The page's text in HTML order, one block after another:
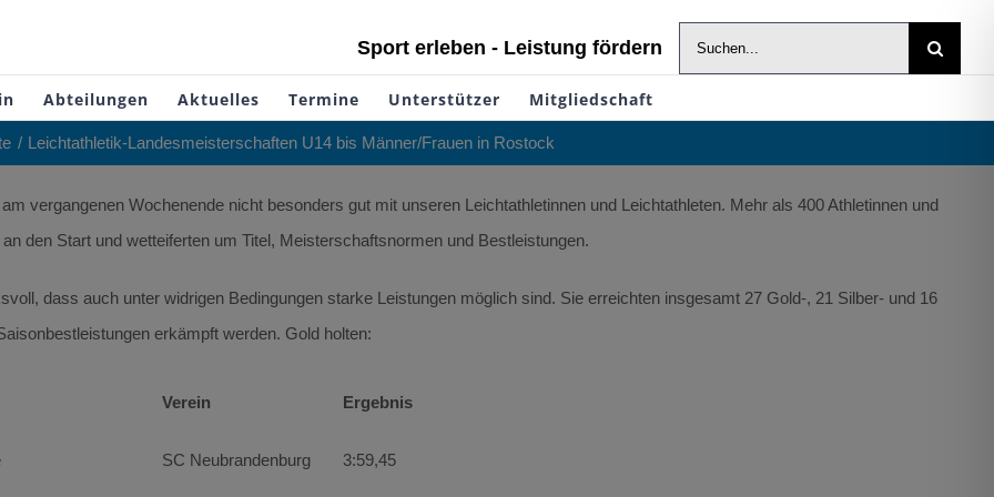
Sport erleben - Leistung fördern
Suche
nach:
Abteilungen Aktuelles Termine Unterstützer Mitgliedschaft
Leichtathletik-Landesmeisterschaften U14 bis Männer/Frauen in Rostock
vergangenen Wochenende nicht besonders gut mit unseren Leichtathletinnen und Leichtathleten. Mehr als 400 Athletinnen und
den Start und wetteiferten um Titel, Meisterschaftsnormen und Bestleistungen.
dass auch unter widrigen Bedingungen starke Leistungen möglich sind. Sie erreichten insgesamt 27 Gold-, 21 Silber- und 16
erkämpft werden. Gold holten:
Verein Ergebnis
SC Neubrandenburg 3:59,45